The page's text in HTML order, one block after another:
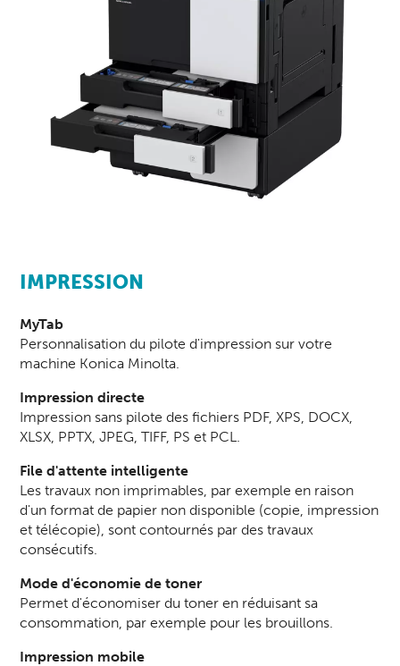
IMPRESSION
MyTab
Personnalisation du pilote d'impression sur votre
machine Konica Minolta
Impression directe
Impression sans pilote des fichiers PDF, XPS, DOCX,
XLSX, PPTX, JPEG, TIFF, PS et PCL.
File d'attente intelligente
Les travaux non imprimables, par exemple en raison
d'un format de papier non disponible (copie, impression
et télécopie), sont contournés par des travaux
consécutifs.
Mode d'économie de toner
Permet d'économiser du toner en réduisant sa
consommation, par exemple pour les brouillons.
Impression mobile